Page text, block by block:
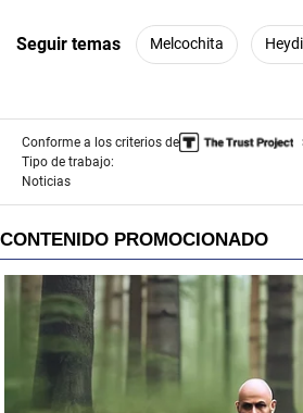
Seguir temas Melcochita
Conforme a los criterios de
Tipo de trabajo:
Noticias